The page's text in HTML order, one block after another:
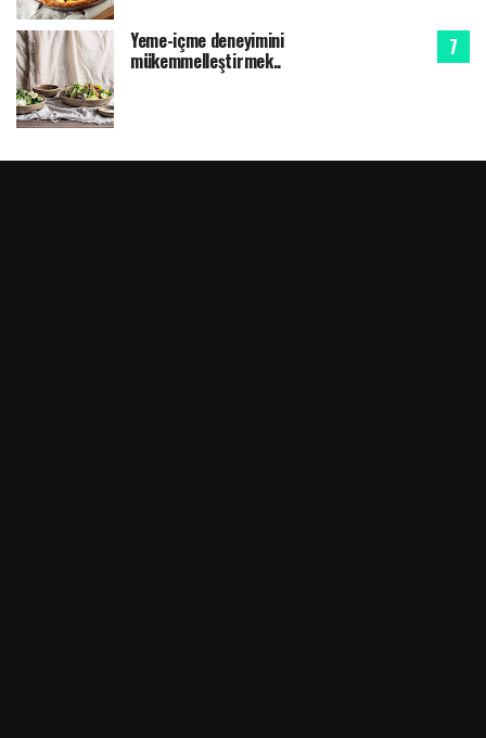
Yeme-içme deneyimini
mükemmelleştirmek..